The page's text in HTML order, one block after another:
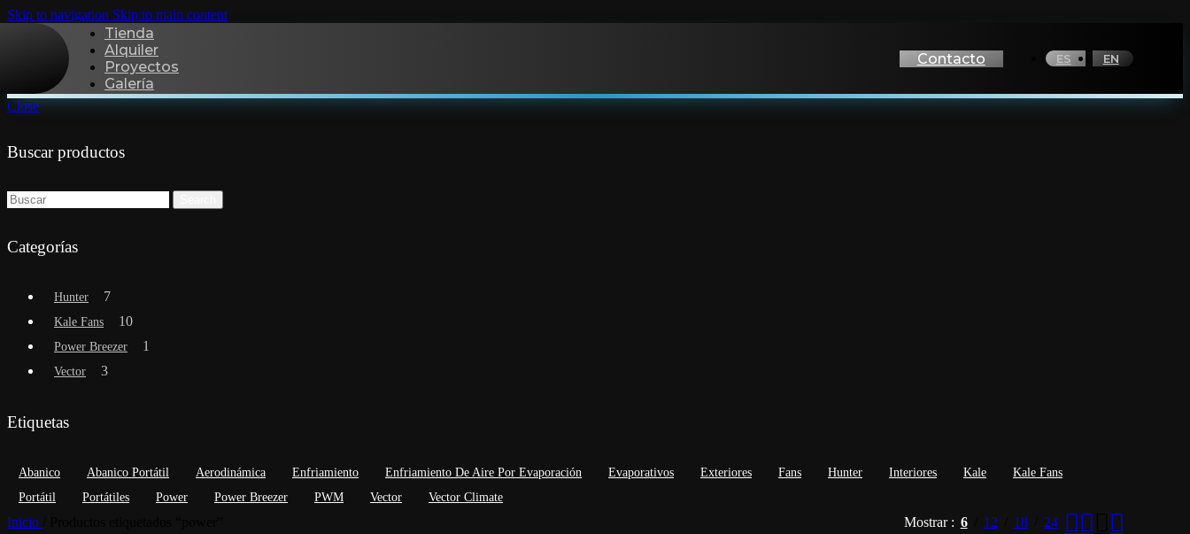
Skip to navigation Skip to main content
Tienda
Alquiler
Proyectos
Galería
Contacto ES EN
Close
Buscar productos
Categorías
Hunter 7
Kale Fans 10
Power Breezer 1
Vector 3
Etiquetas
Abanico Abanico Portátil Aerodinámica Enfriamiento Enfriamiento De Aire Por Evaporación Evaporativos Exteriores Fans Hunter Interiores Kale
Kale Fans
Portátil
Portátiles Power Power Breezer PWM Vector Vector Climate
Inicio Mostrar 6 12 18 24